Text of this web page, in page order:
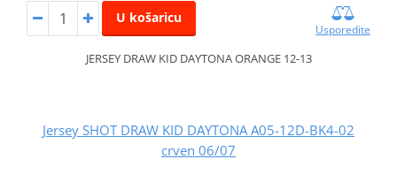
U košaricu
Usporedite
JERSEY DRAW KID DAYTONA ORANGE 12-13
Jersey SHOT DRAW KID DAYTONA A05-12D-BK4-02
crven 06/07